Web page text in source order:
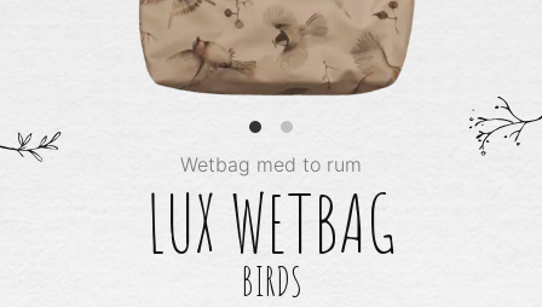
Wetbag med to rum
LUX WETBAG
BIRDS